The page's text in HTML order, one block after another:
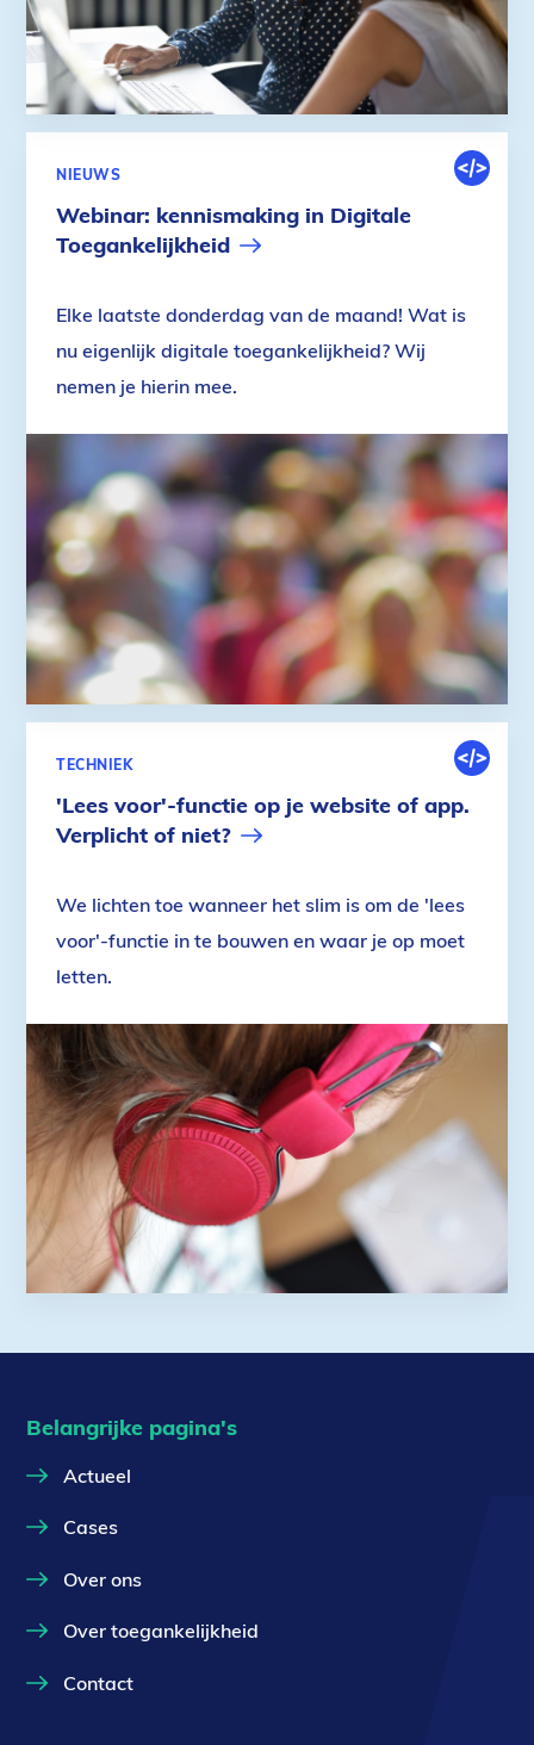
Webinar: kennismaking in Digitale
Toegankelijkheid
NIEUWS
DIGITALE
Elke laatste donderdag van de maand! Wat is
nu eigenlijk digitale toegankelijkheid? Wij
nemen je hierin mee.
'Lees voor'-functie op je website of app.
Verplicht of niet?
TECHNIEK
DIGITALE
We lichten toe wanneer het slim is om de 'lees
voor'-functie in te bouwen en waar je op moet
letten.
Belangrijke pagina's
Actueel
Cases
Over ons
Over toegankelijkheid
Contact